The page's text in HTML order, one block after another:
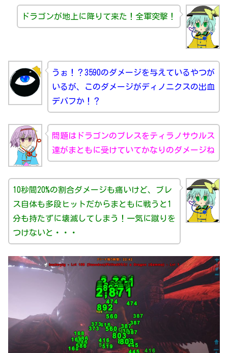
ドラゴンが地上に降りて来た！全軍突撃！
うぉ！？3590のダメージを与えているやつが
いるが、このダメージがディノニクスの出血
デバフか！？
問題はドラゴンのブレスをティラノサウルス
達がまともに受けていてかなりのダメージね
10秒間20%の割合ダメージも痛いけど、ブレ
ス自体も多段ヒットだからまともに戦うと1
分も持たずに壊滅してしまう！一気に蹴りを
つけないと・・・